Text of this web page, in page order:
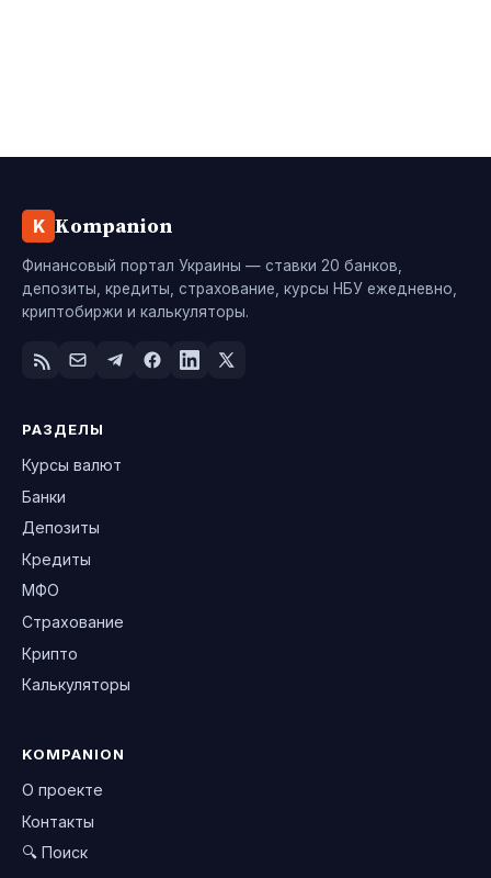
K Kompanion
Финансовый портал Украины — ставки 20 банков,
депозиты, кредиты, страхование, курсы НБУ ежедневно,
криптобиржи и калькуляторы.
РАЗДЕЛЫ
Курсы валют
Банки
Депозиты
Кредиты
МФО
Страхование
Крипто
Калькуляторы
KOMPANION
О проекте
Контакты
🔍 Поиск